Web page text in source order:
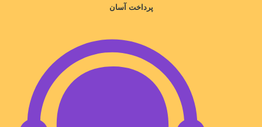
پرداخت آسان